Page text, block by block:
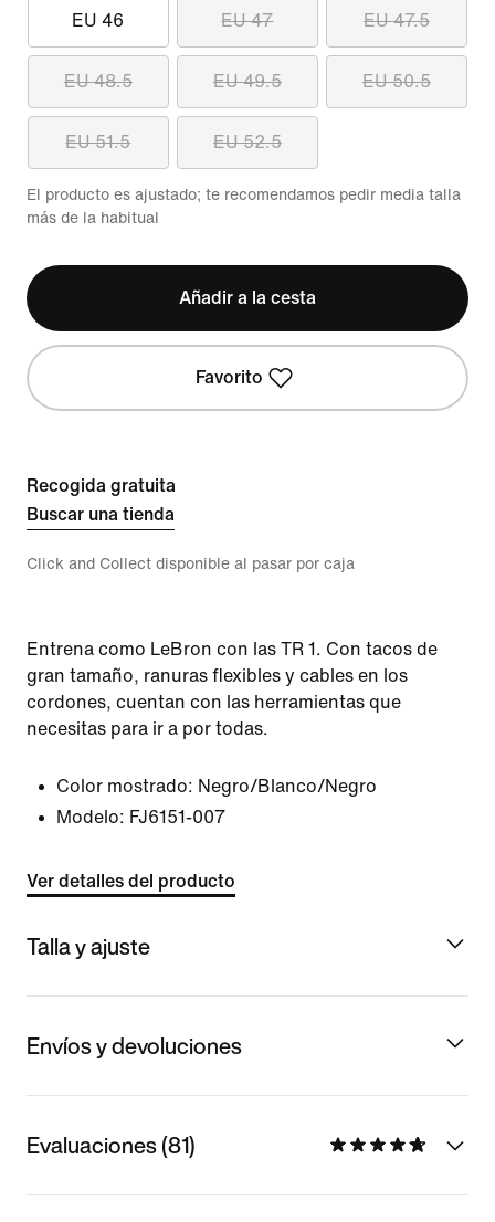
EU 46 EU 47 EU 47.5
EU 48.5 EU 49.5 EU 50.5
EU 51.5 EU 52.5
El producto es ajustado; te recomendamos pedir media talla
más de la habitual
Añadir a la cesta
Favorito
Recogida gratuita
Buscar una tienda
Click and Collect disponible al pasar por caja
Entrena como LeBron con las TR 1. Con tacos de
gran tamaño, ranuras flexibles y cables en los
cordones, cuentan con las herramientas que
necesitas para ir a por todas.
Color mostrado: Negro/Blanco/Negro
Modelo: FJ6151-007
Ver detalles del producto
Talla y ajuste
Envíos y devoluciones
Evaluaciones (81)